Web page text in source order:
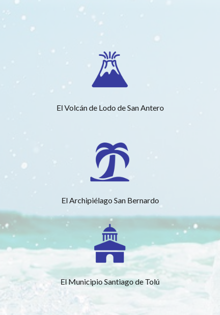
El Volcán de Lodo de San Antero
El Archipiélago San Bernardo
El Municipio Santiago de Tolú